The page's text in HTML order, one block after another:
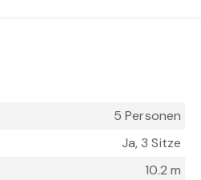
5 Personen
Ja, 3 Sitze
10.2 m